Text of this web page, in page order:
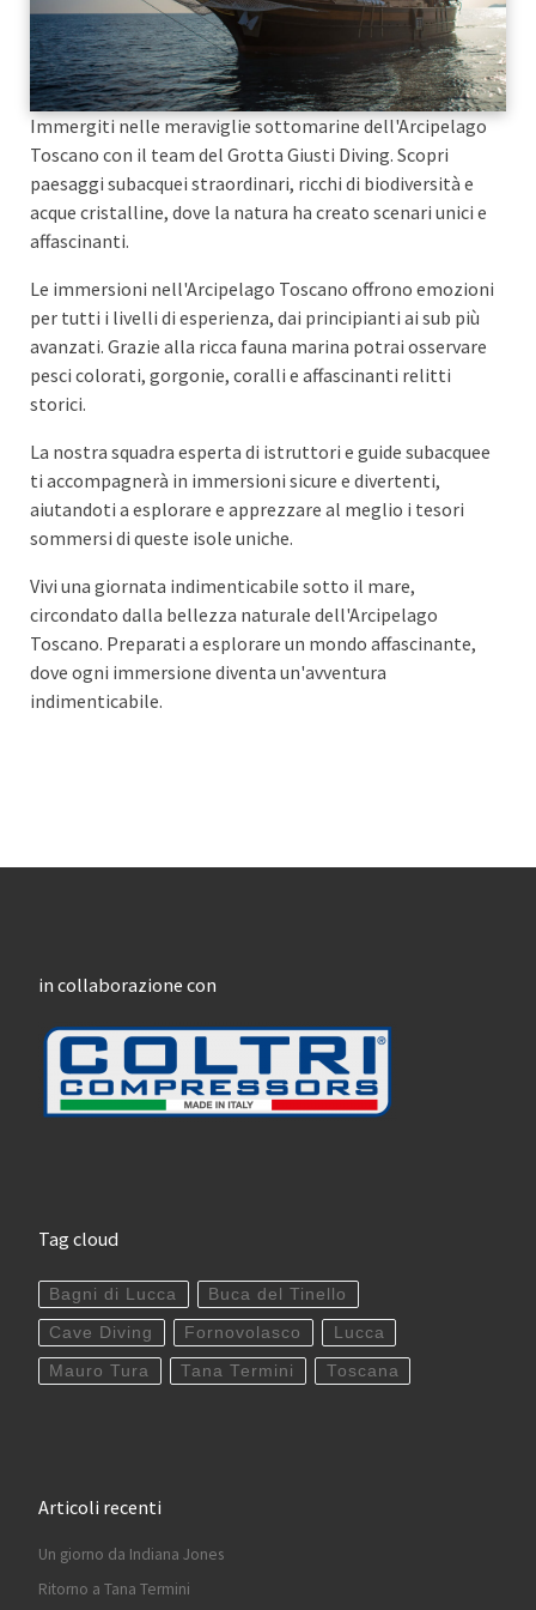
Immergiti nelle meraviglie sottomarine dell'Arcipelago
Toscano con il team del Grotta Giusti Diving. Scopri
paesaggi subacquei straordinari, ricchi di biodiversità e
acque cristalline, dove la natura ha creato scenari unici e
affascinanti.
Le immersioni nell'Arcipelago Toscano offrono emozioni
per tutti i livelli di esperienza, dai principianti ai sub più
avanzati. Grazie alla ricca fauna marina potrai osservare
pesci colorati, gorgonie, coralli e affascinanti relitti
storici.
La nostra squadra esperta di istruttori e guide subacquee
ti accompagnerà in immersioni sicure e divertenti,
aiutandoti a esplorare e apprezzare al meglio i tesori
sommersi di queste isole uniche.
Vivi una giornata indimenticabile sotto il mare,
circondato dalla bellezza naturale dell'Arcipelago
Toscano. Preparati a esplorare un mondo affascinante,
dove ogni immersione diventa un'avventura
indimenticabile.
in collaborazione con
Tag cloud
Bagni di Lucca Buca del Tinello
Cave Diving Fornovolasco Lucca
Mauro Tura Tana Termini Toscana
Articoli recenti
Un giorno da Indiana Jones
Ritorno a Tana Termini